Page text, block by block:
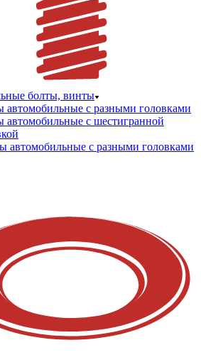
болты, винты
автомобильные с разными головками
автомобильные с шестигранной
автомобильные с разными головками